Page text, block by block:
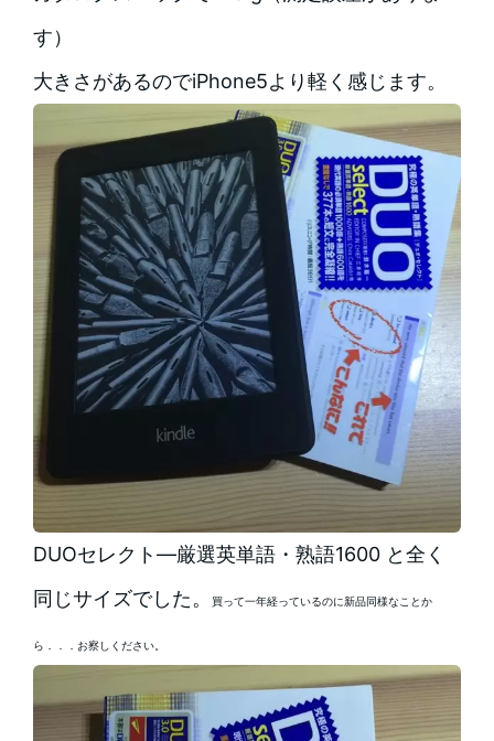
す）
大きさがあるのでiPhone5より軽く感じます。
DUOセレクト―厳選英単語・熟語1600 と全く
同じサイズでした。
買って一年経っているのに新品同様なことか
ら．．．お察しください。